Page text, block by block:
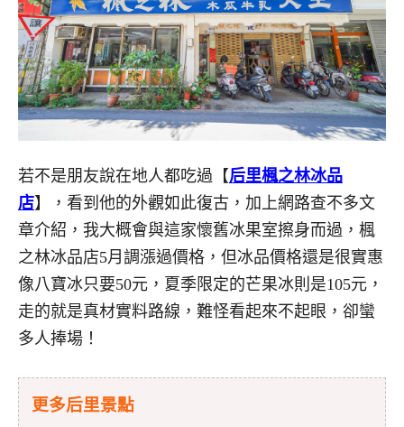
若不是朋友說在地人都吃過【后里楓之林冰品
店】，看到他的外觀如此復古，加上網路查不多文
章介紹，我大概會與這家懷舊冰果室擦身而過，楓
之林冰品店5月調漲過價格，但冰品價格還是很實惠
像八寶冰只要50元，夏季限定的芒果冰則是105元，
走的就是真材實料路線，難怪看起來不起眼，卻蠻
多人捧場！
更多后里景點